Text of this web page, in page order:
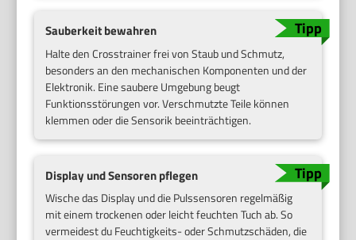
Sauberkeit bewahren
Halte den Crosstrainer frei von Staub und Schmutz,
besonders an den mechanischen Komponenten und der
Elektronik. Eine saubere Umgebung beugt
Funktionsstörungen vor. Verschmutzte Teile können
klemmen oder die Sensorik beeinträchtigen.
Display und Sensoren pflegen
Wische das Display und die Pulssensoren regelmäßig
mit einem trockenen oder leicht feuchten Tuch ab. So
vermeidest du Feuchtigkeits- oder Schmutzschäden, die